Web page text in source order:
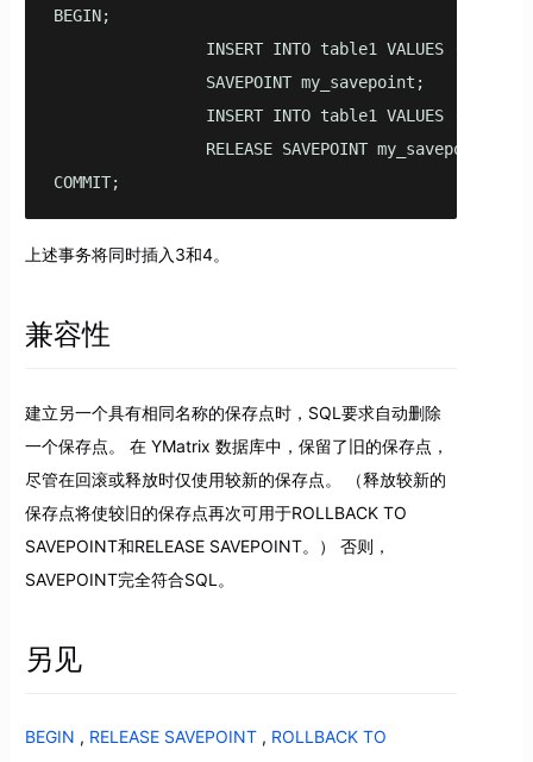
BEGIN;
                INSERT INTO table1 VALUES (3);
                SAVEPOINT my_savepoint;
                INSERT INTO table1 VALUES (4);
                RELEASE SAVEPOINT my_savepoint;
COMMIT;
上述事务将同时插入3和4。
兼容性
建立另一个具有相同名称的保存点时，SQL要求自动删除
一个保存点。 在 YMatrix 数据库中，保留了旧的保存点，
尽管在回滚或释放时仅使用较新的保存点。 （释放较新的
保存点将使较旧的保存点再次可用于ROLLBACK TO
SAVEPOINT和RELEASE SAVEPOINT。） 否则，
SAVEPOINT完全符合SQL。
另见
BEGIN , RELEASE SAVEPOINT, ROLLBACK TO